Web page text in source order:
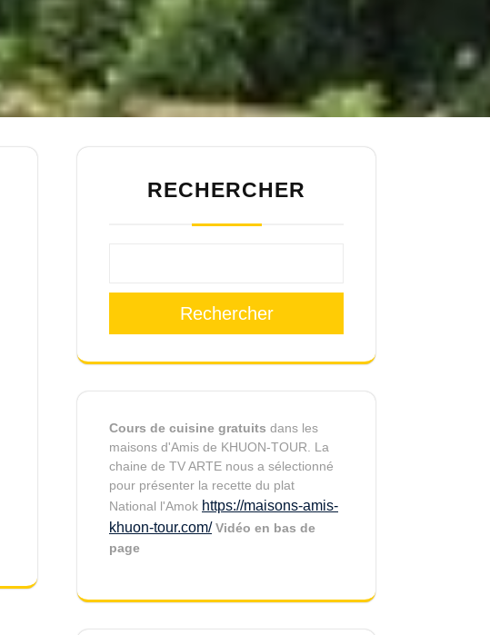
RECHERCHER
Rechercher
Cours de cuisine gratuits dans les
maisons d'Amis de KHUON-TOUR. La
chaine de TV ARTE nous a sélectionné
pour présenter la recette du plat
National l'Amok https://maisons-amis-
khuon-tour.com/ Vidéo en bas de
page